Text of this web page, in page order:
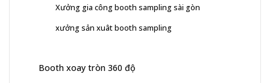
Xưởng gia công booth sampling sài gòn
xưởng sản xuât booth sampling
Booth xoay tròn 360 độ